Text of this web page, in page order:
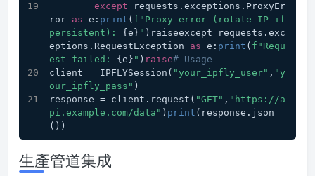
except requests.exceptions.ProxyEr
ror as e: print ( f"Proxy error (rotate IP if
persistent): {e} " )raiseexcept requests.exc
eptions.RequestException as e: print ( f"Requ
est failed: {e} " ) raise# Usage
client = IPFLYSession( "your_ipfly_user" , "y
our_ipfly_pass" )
response = client.request( "GET" , "https://a
pi.example.com/data" ) print (response.json
())
生產管道集成